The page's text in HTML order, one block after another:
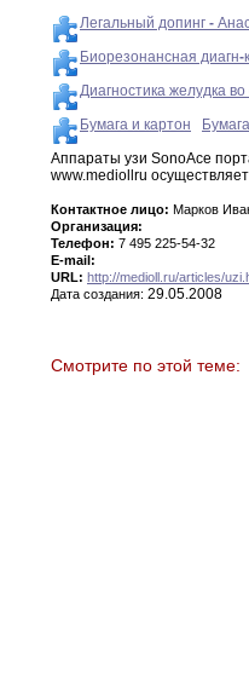
Легальный допинг -
Биорезонансная диагн-
Диагностика желудка во
Бумага и картон
Аппараты узи SonoAce
www.medioll ru
Контактное лицо: Марков
Организация:
Телефон: 7 495 225-54-32
E-mail:
URL: http://medioll.ru/articles/
Дата создания: 29.05.2008
Смотрите по этой теме: